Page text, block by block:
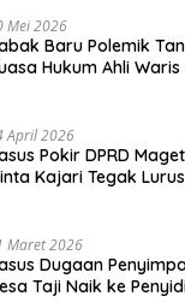
Mei 2026
Baru Polemik
Hukum Ahli
April 2026
Pokir DPRD
Kajari Tegak
Maret 2026
Dugaan
Taji Naik ke